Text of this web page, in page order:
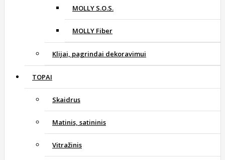
MOLLY S.O.S.
MOLLY Fiber
Klijai, pagrindai dekoravimui
TOPAI
Skaidrus
Matinis, satininis
Vitražinis